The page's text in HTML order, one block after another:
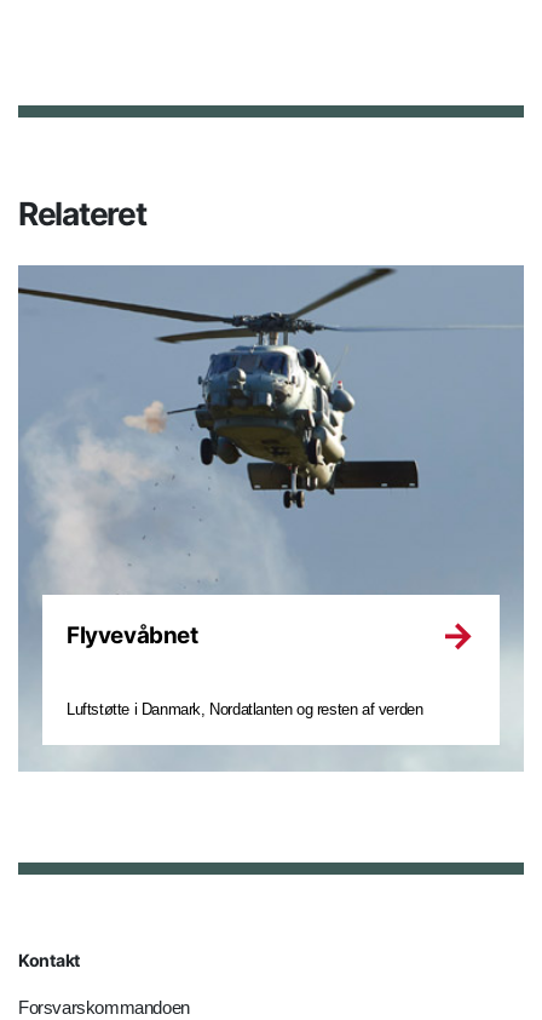
Relateret
Flyvevåbnet
Luftstøtte i Danmark, Nordatlanten og resten af verden
Kontakt
Forsvarskommandoen